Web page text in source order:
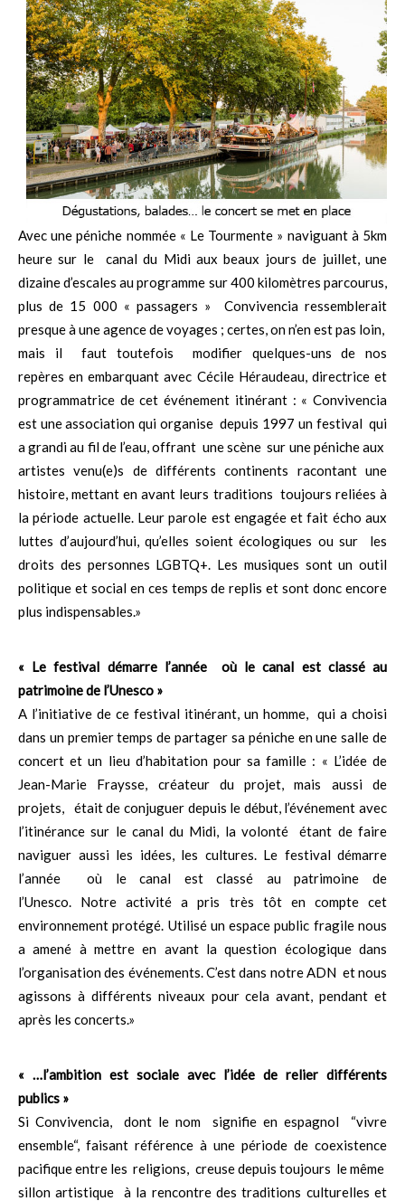
Avec une péniche nommée « Le Tourmente » naviguant à 5km
heure sur le canal du Midi aux beaux jours de juillet, une
dizaine d’escales au programme sur 400 kilomètres parcourus,
plus de 15 000 « passagers » Convivencia ressemblerait
presque à une agence de voyages ; certes, on n’en est pas loin,
mais il faut toutefois modifier quelques-uns de nos
repères en embarquant avec Cécile Héraudeau, directrice et
programmatrice de cet événement itinérant : « Convivencia
est une association qui organise depuis 1997 un festival qui
a grandi au fil de l’eau, offrant une scène sur une péniche aux
artistes venu(e)s de différents continents racontant une
histoire, mettant en avant leurs traditions toujours reliées à
la période actuelle. Leur parole est engagée et fait écho aux
luttes d’aujourd’hui, qu’elles soient écologiques ou sur les
droits des personnes LGBTQ+. Les musiques sont un outil
politique et social en ces temps de replis et sont donc encore
plus indispensables.»
« Le festival démarre l’année où le canal est classé au
patrimoine de l’Unesco »
A l’initiative de ce festival itinérant, un homme, qui a choisi
dans un premier temps de partager sa péniche en une salle de
concert et un lieu d’habitation pour sa famille : « L’idée de
Jean-Marie Fraysse, créateur du projet, mais aussi de
projets, était de conjuguer depuis le début, l’événement avec
l’itinérance sur le canal du Midi, la volonté étant de faire
naviguer aussi les idées, les cultures. Le festival démarre
l’année où le canal est classé au patrimoine de
l’Unesco. Notre activité a pris très tôt en compte cet
environnement protégé. Utilisé un espace public fragile nous
a amené à mettre en avant la question écologique dans
l’organisation des événements. C’est dans notre ADN et nous
agissons à différents niveaux pour cela avant, pendant et
après les concerts.»
« …l’ambition est sociale avec l’idée de relier différents
publics »
Si Convivencia, dont le nom signifie en espagnol “vivre
ensemble“, faisant référence à une période de coexistence
pacifique entre les religions, creuse depuis toujours le même
sillon artistique à la rencontre des traditions culturelles et